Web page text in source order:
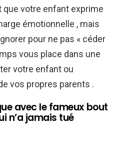
votre enfant exprime
émotionnelle , mais
pour ne pas « céder
vous place dans une
votre enfant ou
vos propres parents .
avec le fameux bout
n’a jamais tué